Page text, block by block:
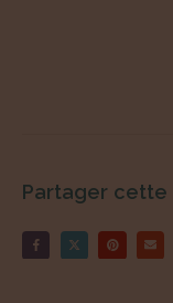
Partager cette